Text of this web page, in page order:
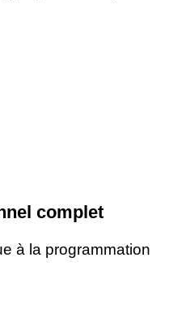
complet
à la programmation